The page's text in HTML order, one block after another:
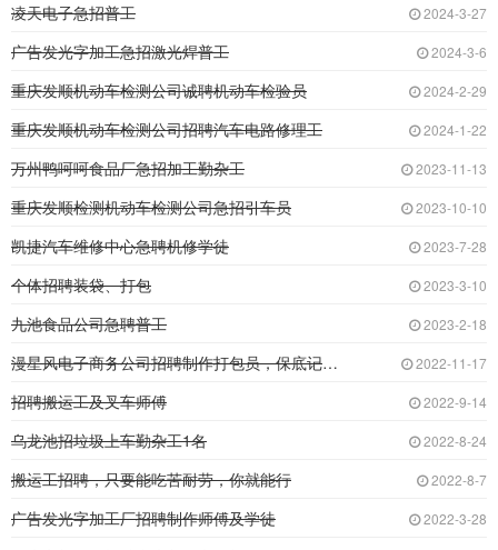
凌天电子急招普工 2024-3-27
广告发光字加工急招激光焊普工 2024-3-6
重庆发顺机动车检测公司诚聘机动车检验员 2024-2-29
重庆发顺机动车检测公司招聘汽车电路修理工 2024-1-22
万州鸭呵呵食品厂急招加工勤杂工 2023-11-13
重庆发顺检测机动车检测公司急招引车员 2023-10-10
凯捷汽车维修中心急聘机修学徒 2023-7-28
个体招聘装袋、打包 2023-3-10
九池食品公司急聘普工 2023-2-18
漫星风电子商务公司招聘制作打包员，保底记件制 2022-11-17
招聘搬运工及叉车师傅 2022-9-14
乌龙池招垃圾上车勤杂工1名 2022-8-24
搬运工招聘，只要能吃苦耐劳，你就能行 2022-8-7
广告发光字加工厂招聘制作师傅及学徒 2022-3-28